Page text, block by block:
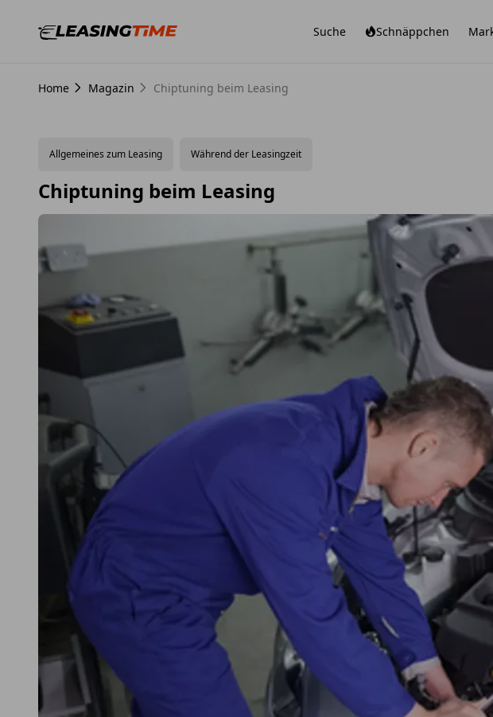
Suche Schnäppchen
Home Magazin Chiptuning beim Leasing
Allgemeines zum Leasing Während der Leasingzeit
Chiptuning beim Leasing